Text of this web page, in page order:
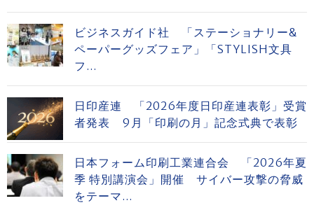
ビジネスガイド社 「ステーショナリー&
ペーパーグッズフェア」「STYLISH文具
フ...
日印産連 「2026年度日印産連表彰」受賞
者発表 9月「印刷の月」記念式典で表彰
日本フォーム印刷工業連合会 「2026年夏
季 特別講演会」開催 サイバー攻撃の脅威
をテーマ...